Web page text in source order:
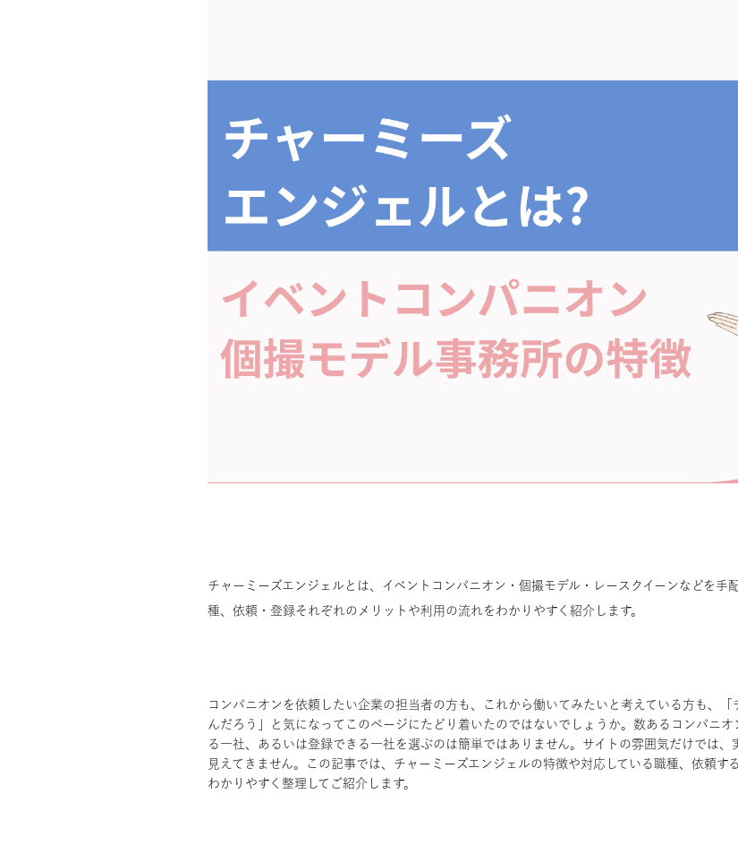
チャーミーズエンジェルとは、イベントコンパニオン・個撮モデル・レースクイーンなどを手
種、依頼・登録それぞれのメリットや利用の流れをわかりやすく紹介します。
コンパニオンを依頼したい企業の担当者の方も、これから働いてみたいと考えている方も、
んだろう」と気になってこのページにたどり着いたのではないでしょうか。数あるコンパニ
る一社、あるいは登録できる一社を選ぶのは簡単ではありません。サイトの雰囲気だけでは
見えてきません。この記事では、チャーミーズエンジェルの特徴や対応している職種、依頼す
わかりやすく整理してご紹介します。